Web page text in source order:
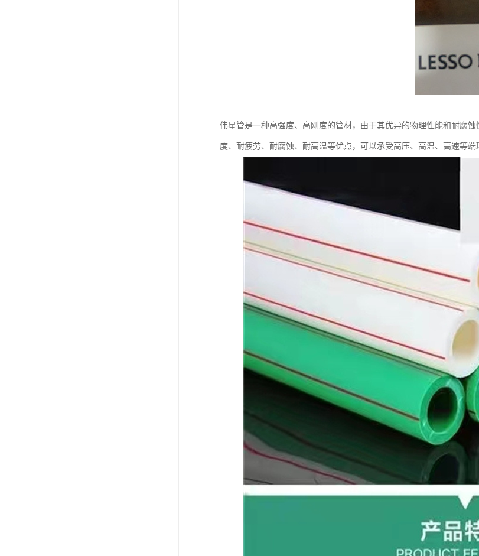
伟星管是一种高强度、高刚度的管材，由于其优异的物理性能和耐腐
度、耐疲劳、耐腐蚀、耐高温等优点，可以承受高压、高温、高速等端